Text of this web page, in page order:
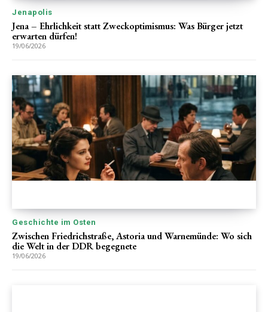
Jenapolis
Jena – Ehrlichkeit statt Zweckoptimismus: Was Bürger jetzt
erwarten dürfen!
19/06/2026
Geschichte im Osten
Zwischen Friedrichstraße, Astoria und Warnemünde: Wo sich
die Welt in der DDR begegnete
19/06/2026